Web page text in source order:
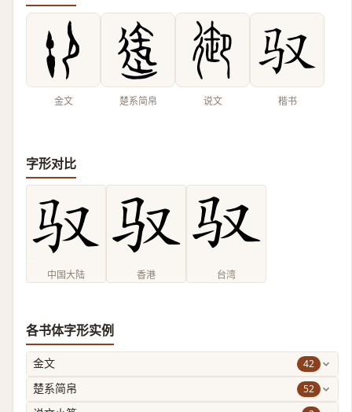
金文 楚系简帛 说文 楷书
字形对比
中国大陆 香港 台湾
各书体字形实例
金文 42
楚系简帛 52